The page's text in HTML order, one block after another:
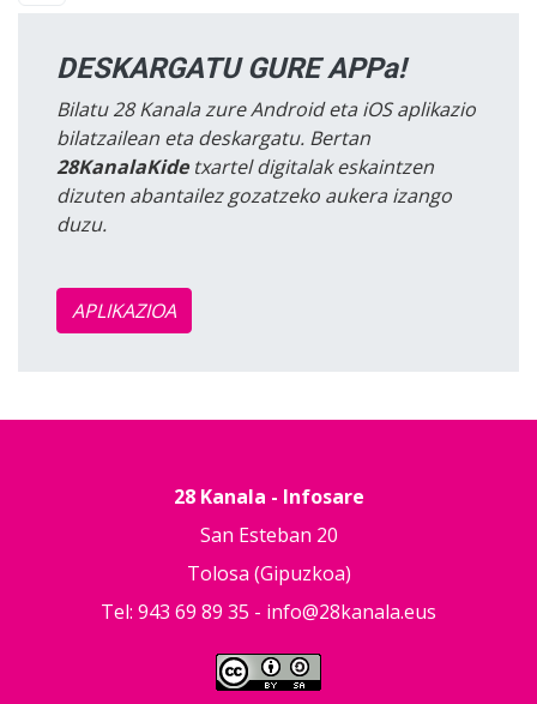
DESKARGATU GURE APPa!
Bilatu 28 Kanala zure Android eta iOS aplikazio
bilatzailean eta deskargatu. Bertan
28KanalaKidetxartel digitalak eskaintzen
dizuten abantailez gozatzeko aukera izango
duzu.
APLIKAZIOA
28 Kanala - Infosare
San Esteban 20
Tolosa (Gipuzkoa)
Tel: 943 69 89 35 - info@28kanala.eus